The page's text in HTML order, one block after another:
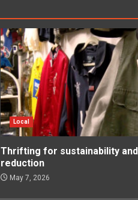
Local
Thrifting for sustainability
reduction
May 7, 2026